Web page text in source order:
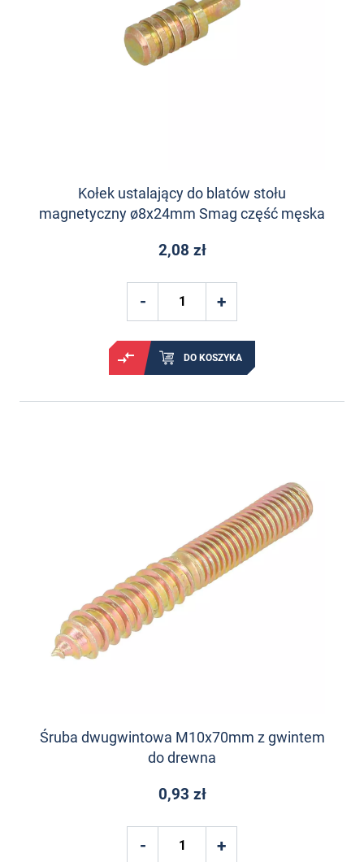
Kołek ustalający do blatów stołu
magnetyczny ø8x24mm Smag część męska
2,08 zł
DO KOSZYKA
Śruba dwugwintowa M10x70mm z gwintem
do drewna
0,93 zł